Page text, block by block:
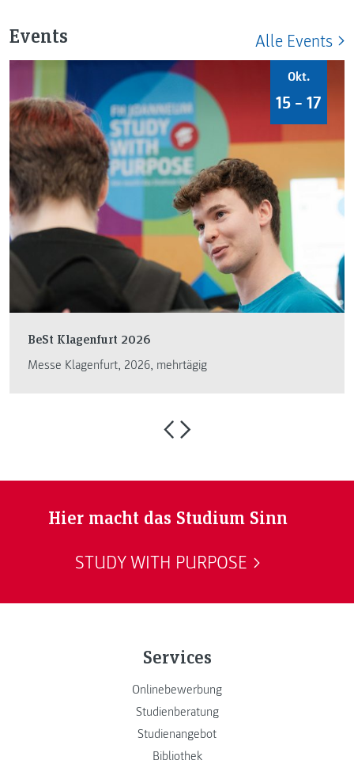
Events Alle Events
Okt.
15 – 17
BeSt Klagenfurt 2026
Messe Klagenfurt, 2026, mehrtägig
Hier macht das Studium Sinn
STUDY WITH PURPOSE
Services
Onlinebewerbung
Studienberatung
Studienangebot
Bibliothek